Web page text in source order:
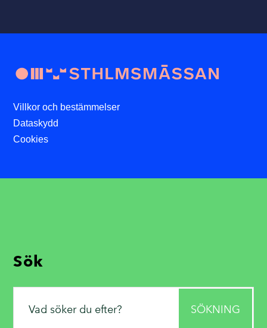
Villkor och bestämmelser
Dataskydd
Cookies
Sök
efter: